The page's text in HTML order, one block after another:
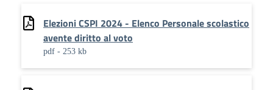
Elezioni CSPI 2024 - Elenco Personale scolastico
avente diritto al voto
pdf - 253 kb